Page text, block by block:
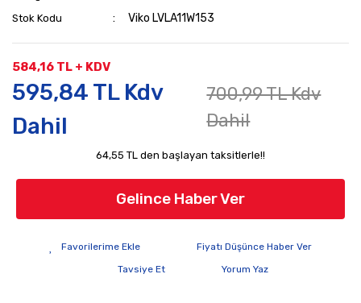
Stok Kodu Viko LVLA11W153
584,16 TL + KDV
595,84 TL Kdv
Dahil
700,99 TL Kdv
Dahil
64,55 TL den başlayan taksitlerle!!
Gelince Haber Ver
Fiyatı Düşünce Haber Ver
Tavsiye Et
Yorum Yaz